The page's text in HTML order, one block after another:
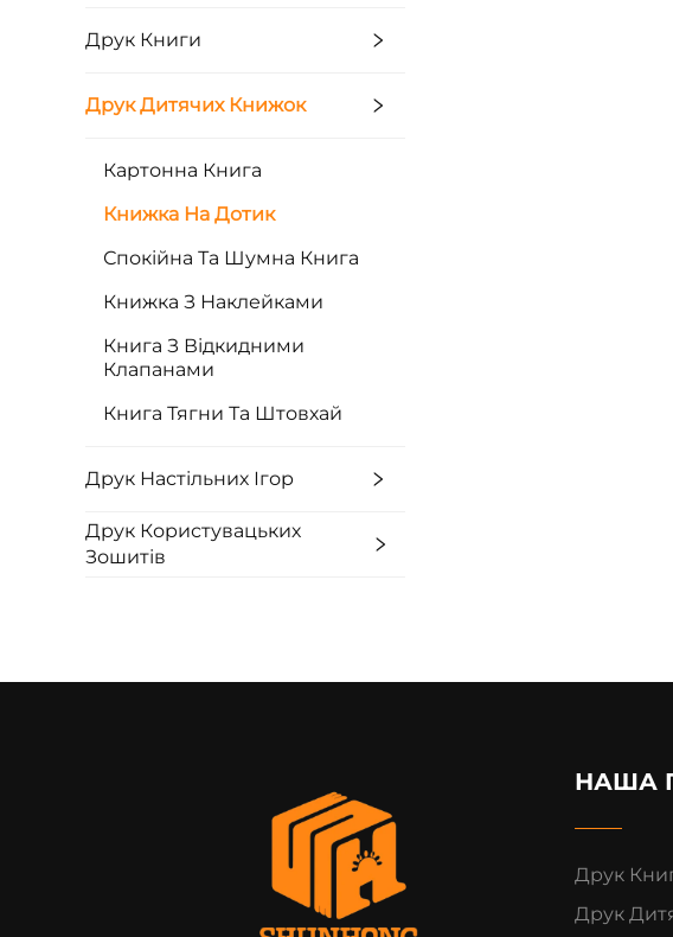
Друк Книги
Друк Дитячих Книжок
Картонна Книга
Книжка На Дотик
Спокійна Та Шумна Книга
Книжка З Наклейками
Книга З Відкидними
Клапанами
Книга Тягни Та Штовхай
Друк Настільних Ігор
Друк Користувацьких
Зошитів
НАША
Друк
Друк